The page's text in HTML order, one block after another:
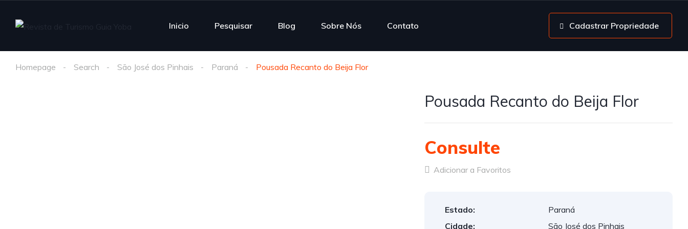
Inicio Pesquisar Blog Sobre Nós Contato Cadastrar Propriedade
Homepage Search São José dos Pinhais Paraná Pousada Recanto do Beija Flor
Pousada Recanto do Beija Flor
Consulte
Adicionar a Favoritos
Estado:
Paraná
Cidade:
São José dos Pinhais